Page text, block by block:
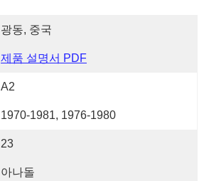
광동, 중국
제품 설명서 PDF
A2
1970-1981, 1976-1980
23
아나돌